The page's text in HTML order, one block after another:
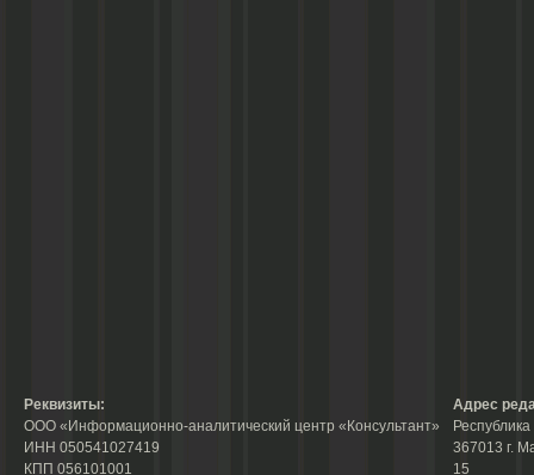
Реквизиты:
ООО «Информационно-аналитический центр «Консультант»
ИНН 050541027419
КПП 056101001
Адрес
367013 г.
15